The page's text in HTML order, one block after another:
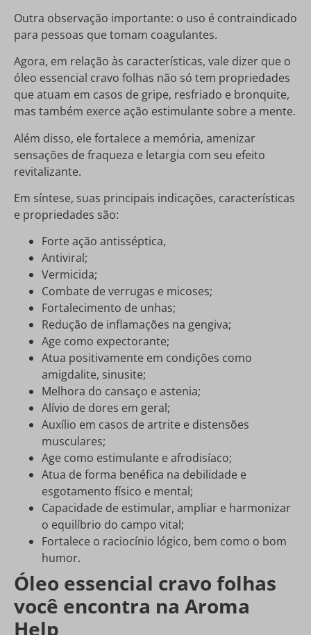
Outra observação importante: o uso é contraindicado
para pessoas que tomam coagulantes.
Agora, em relação às características, vale dizer que o
óleo essencial cravo folhas não só tem propriedades
que atuam em casos de gripe, resfriado e bronquite,
mas também exerce ação estimulante sobre a mente.
Além disso, ele fortalece a memória, amenizar
sensações de fraqueza e letargia com seu efeito
revitalizante.
Em síntese, suas principais indicações, características
e propriedades são:
Forte ação antisséptica,
Antiviral;
Vermicida;
Combate de verrugas e micoses;
Fortalecimento de unhas;
Redução de inflamações na gengiva;
Age como expectorante;
Atua positivamente em condições como
amigdalite, sinusite;
Melhora do cansaço e astenia;
Alívio de dores em geral;
Auxílio em casos de artrite e distensões
musculares;
Age como estimulante e afrodisíaco;
Atua de forma benéfica na debilidade e
esgotamento físico e mental;
Capacidade de estimular, ampliar e harmonizar
o equilíbrio do campo vital;
Fortalece o raciocínio lógico, bem como o bom
humor.
Óleo essencial cravo folhas
você encontra na Aroma
Help